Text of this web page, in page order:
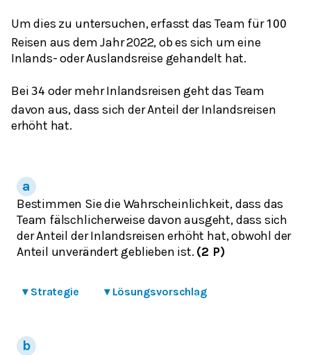
Um dies zu untersuchen, erfasst das Team für100
Reisen aus dem Jahr 2022, ob es sich um eine
Inlands- oder Auslandsreise gehandelt hat.
Bei34 oder mehr Inlandsreisen geht das Team
davon aus, dass sich der Anteil der Inlandsreisen
erhöht hat.
Bestimmen Sie die Wahrscheinlichkeit, dass das
Team fälschlicherweise davon ausgeht, dass sich
der Anteil der Inlandsreisen erhöht hat, obwohl der
Anteil unverändert geblieben ist. (2 P)
▾ Strategie ▾ Lösungsvorschlag